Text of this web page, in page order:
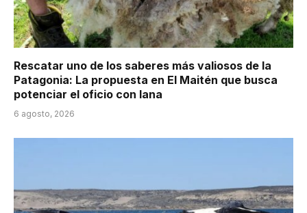
Rescatar uno de los saberes más valiosos de la
Patagonia: La propuesta en El Maitén que busca
potenciar el oficio con lana
6 agosto, 2026